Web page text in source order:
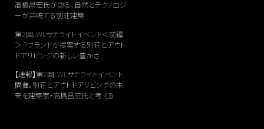
高橋昌宏氏が語る、自然とテクノロジ
ーが共鳴する別荘建築
第2回LWLサテライトイベント＜前編
＞ 7ブランドが提案する別荘とアウト
ドアリビングの新しい豊かさ
【速報】第2回LWLサテライトイベント
開催。別荘とアウトドアリビングの未
来を建築家・高橋昌宏氏と考える